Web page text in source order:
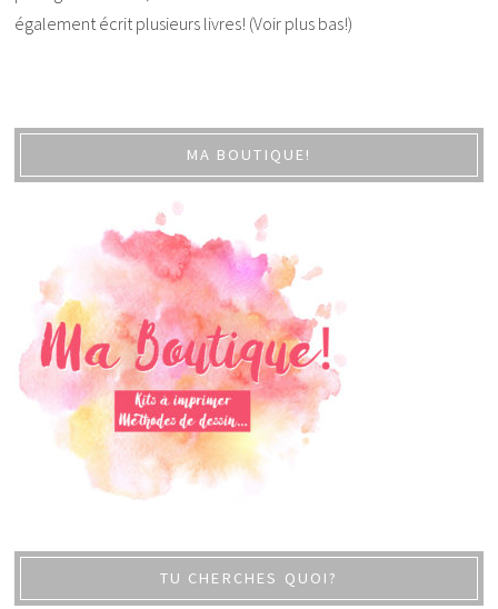
également écrit plusieurs livres! (Voir plus bas!)
MA BOUTIQUE!
TU CHERCHES QUOI?